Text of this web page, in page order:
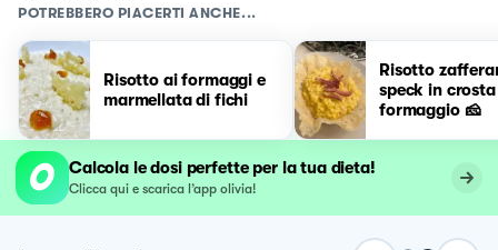
POTREBBERO PIACERTI ANCHE...
Risotto ai formaggi e
marmellata di fichi
Risotto
speck in
formaggio 🧀
Calcola le dosi perfette per la tua dieta!
Clicca qui e scarica l’app olivia!